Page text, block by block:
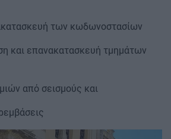
των κωδωνοστασίων
και επανακατασκευή τμημάτων
από σεισμούς και